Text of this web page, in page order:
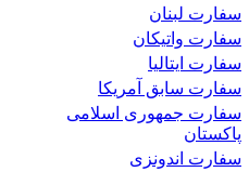
سفارت لبنان
سفارت واتیکان
سفارت ایتالیا
سفارت سابق آمریکا
سفارت جمهوری اسلامی
پاکستان
سفارت اندونزی